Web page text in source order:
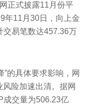
式披露11月份平
年11月30日，向上金
交易笔数达457.36万
具体要求影响，网
险加速出清。据网
成交量为506.23亿